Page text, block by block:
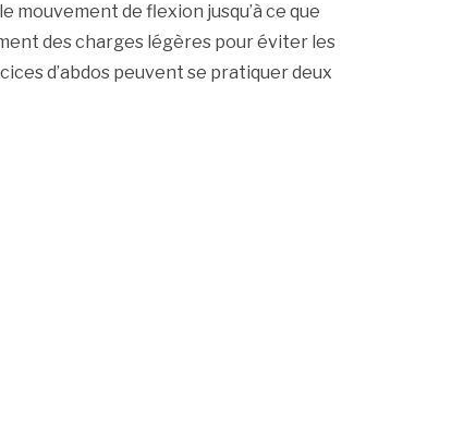
mouvement de flexion jusqu’à ce que
des charges légères pour éviter les
d’abdos peuvent se pratiquer deux